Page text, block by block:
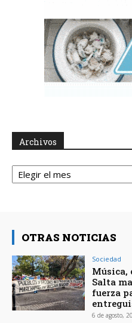
Archivos
Archivos
OTRAS NOTICIAS
Sociedad
Música,
Salta
fuerza
6 de agosto,